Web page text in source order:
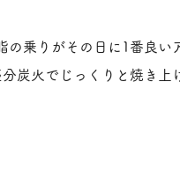
の乗りがその日に1番良い
炭火でじっくりと焼き上